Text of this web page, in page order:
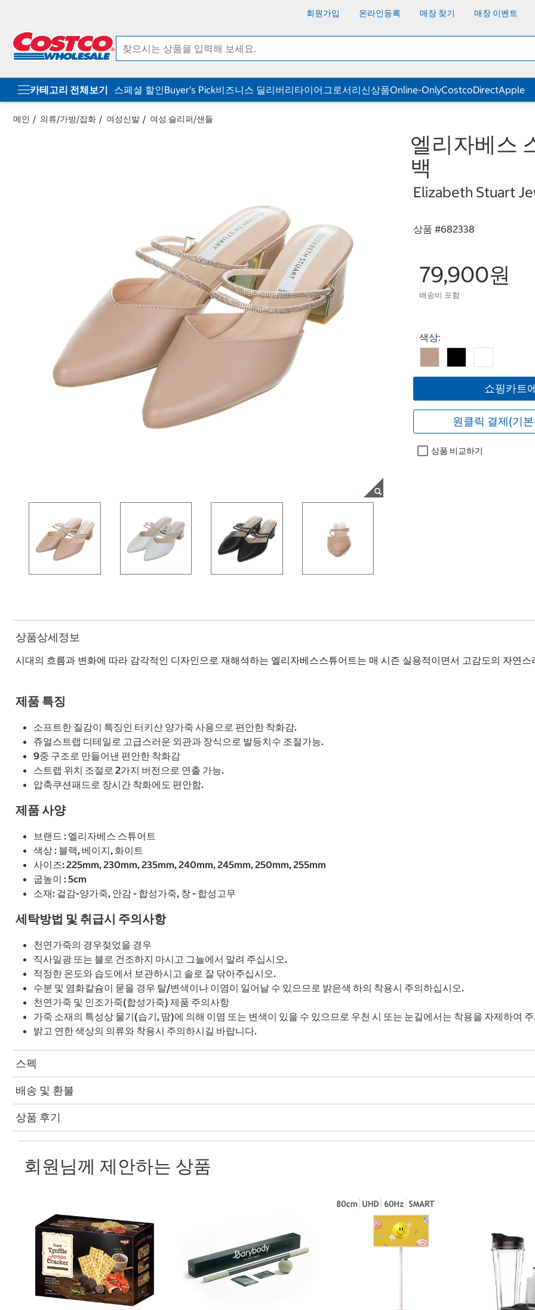
회원가입 온라인등록 매장 찾기 매장 이벤트
카테고리 전체보기 스페셜 할인Buyer's Pick비즈니스 딜리버리타이어그로서리신상품Online-OnlyCostcoDirectApple
메인 의류/가방/잡화 여성신발 여성 슬리퍼/샌들
엘리자베스
백
Elizabeth Stuart
상품 #682338
79,900원
배송비 포함
Select product
색상:
쇼핑카트
원클릭 결제(기
상품 비교하기
상품상세정보
시대의 흐름과 변화에 따라 감각적인 디자인으로 재해석하는 엘리자베스스튜어트는 매 시즌 실용적이면서 고감도의 자연스
제품 특징
소프트한 질감이 특징인 터키산 양가죽 사용으로 편안한 착화감.
쥬얼스트랩 디테일로 고급스러운 외관과 장식으로 발등치수 조절가능.
9중 구조로 만들어낸 편안한 착화감
스트랩 위치 조절로 2가지 버전으로 연출 가능.
압축쿠션패드로 장시간 착화에도 편안함.
제품 사양
브랜드 : 엘리자베스 스튜어트
색상 : 블랙, 베이지, 화이트
사이즈: 225mm, 230mm, 235mm, 240mm, 245mm, 250mm, 255mm
굽높이 : 5cm
소재: 겉감-양가죽, 안감 - 합성가죽, 창 - 합성고무
세탁방법 및 취급시 주의사항
천연가죽의 경우젖었을 경우
직사일광 또는 블로 건조하지 마시고 그늘에서 말려 주십시오.
적정한 온도와 습도에서 보관하시고 솔로 잘 닦아주십시오.
수분 및 염화칼슘이 묻을 경우 탈/변색이나 이염이 일어날 수 있으므로 밝은색 하의 착용시 주의하십시오.
천연가죽 및 인조가죽(합성가죽) 제품 주의사항
가죽 소재의 특성상 물기(습기, 땀)에 의해 이염 또는 변색이 있을 수 있으므로 우천 시 또는 눈길에서는 착용을 자제하여
밝고 연한 색상의 의류와 착용시 주의하시길 바랍니다.
스펙
배송 및 환불
상품 후기
회원님께 제안하는 상품